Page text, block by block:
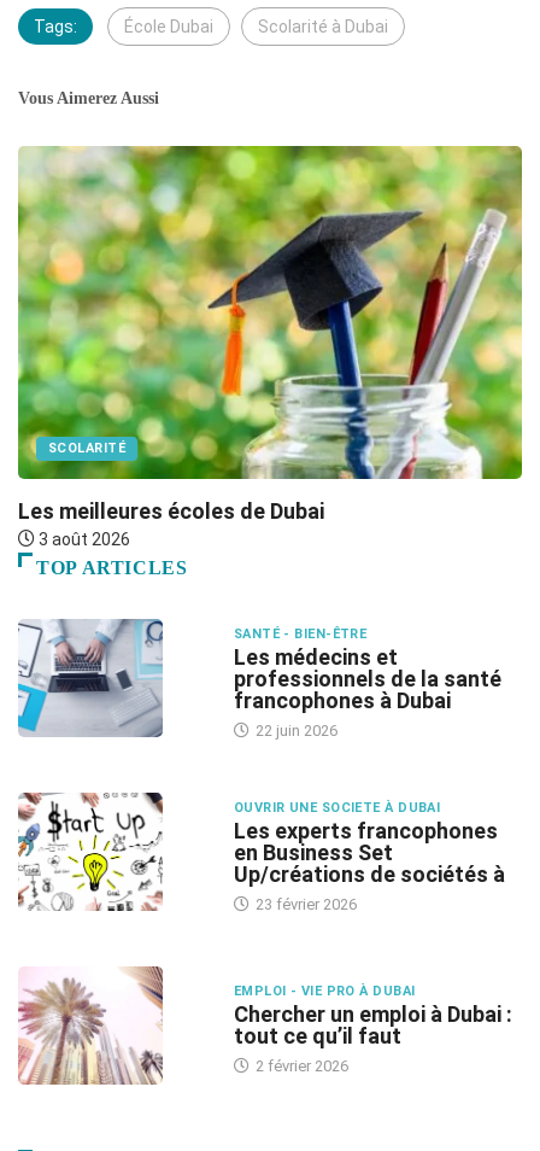
Tags: École Dubai Scolarité à Dubai
Vous Aimerez Aussi
SCOLARITÉ
Les meilleures écoles de Dubai
3 août 2026
TOP ARTICLES
SANTÉ - BIEN-ÊTRE
Les médecins et
professionnels de la santé
francophones à Dubai
22 juin 2026
OUVRIR UNE SOCIETE À DUBAI
Les experts francophones
en Business Set
Up/créations de sociétés à
23 février 2026
EMPLOI - VIE PRO À DUBAI
Chercher un emploi à Dubai :
tout ce qu’il faut
2 février 2026